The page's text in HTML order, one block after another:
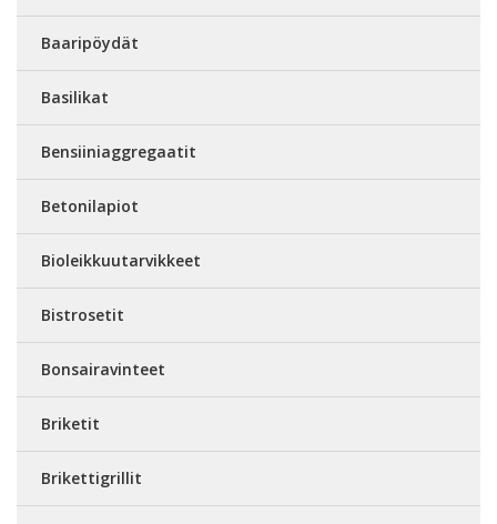
Baaripöydät
Basilikat
Bensiiniaggregaatit
Betonilapiot
Bioleikkuutarvikkeet
Bistrosetit
Bonsairavinteet
Briketit
Brikettigrillit